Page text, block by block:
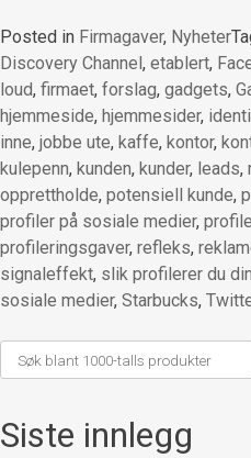
Posted in Firmagaver, Nyheter
Discovery Channel , etablert,
loud, firmaet, forslag, gadgets,
hjemmeside, hjemmesider,
inne, jobbe ute, kaffe, kontor,
kulepenn, kunden, kunder, leads,
opprettholde, potensiell kunde,
profiler på sosiale medier,
profileringsgaver, refleks,
signaleffekt, slik profilerer du
sosiale medier, Starbucks,
Siste innlegg